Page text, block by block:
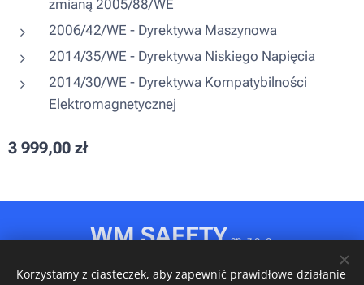
zmianą 2005/88/WE
2006/42/WE - Dyrektywa Maszynowa
2014/35/WE - Dyrektywa Niskiego Napięcia
2014/30/WE - Dyrektywa Kompatybilności
Elektromagnetycznej
3 999,00 zł
WM SAFETY sp. z o. o.
Korzystamy z ciasteczek, aby zapewnić prawidłowe działanie